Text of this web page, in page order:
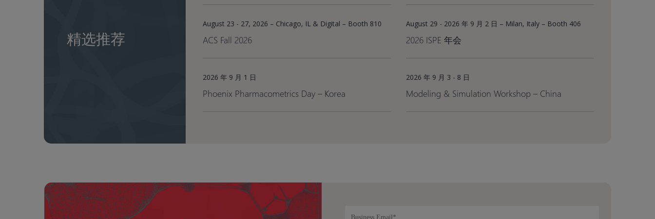
精选推荐
August 23 - 27, 2026 – Chicago, IL & Digital – Booth 810
ACS Fall 2026
August 29 - 2026 年 9 月 2 日 – Milan, Italy – Booth 406
2026 ISPE 年会
2026 年 9 月 1 日
Phoenix Pharmacometrics Day – Korea​
2026 年 9 月 3 - 8 日
Modeling & Simulation Workshop – China​